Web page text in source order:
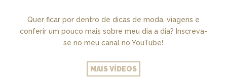
Quer ficar por dentro de dicas de moda, viagens e
conferir um pouco mais sobre meu dia a dia? Inscreva-
se no meu canal no YouTube!
MAIS VÍDEOS